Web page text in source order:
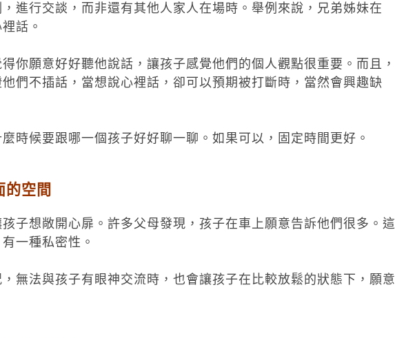
進行交談，而非還有其他人家人在場時。舉例來說，兄弟姊妹在
話。
你願意好好聽他說話，讓孩子感覺他們的個人觀點很重要。而且，
們不插話，當想說心裡話，卻可以預期被打斷時，當然會興趣缺
時候要跟哪一個孩子好好聊一聊。如果可以，固定時間更好。
的空間
子想敞開心扉。許多父母發現，孩子在車上願意告訴他們很多。這
一種私密性。
無法與孩子有眼神交流時，也會讓孩子在比較放鬆的狀態下，願意